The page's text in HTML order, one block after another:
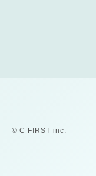
© C FIRST inc.